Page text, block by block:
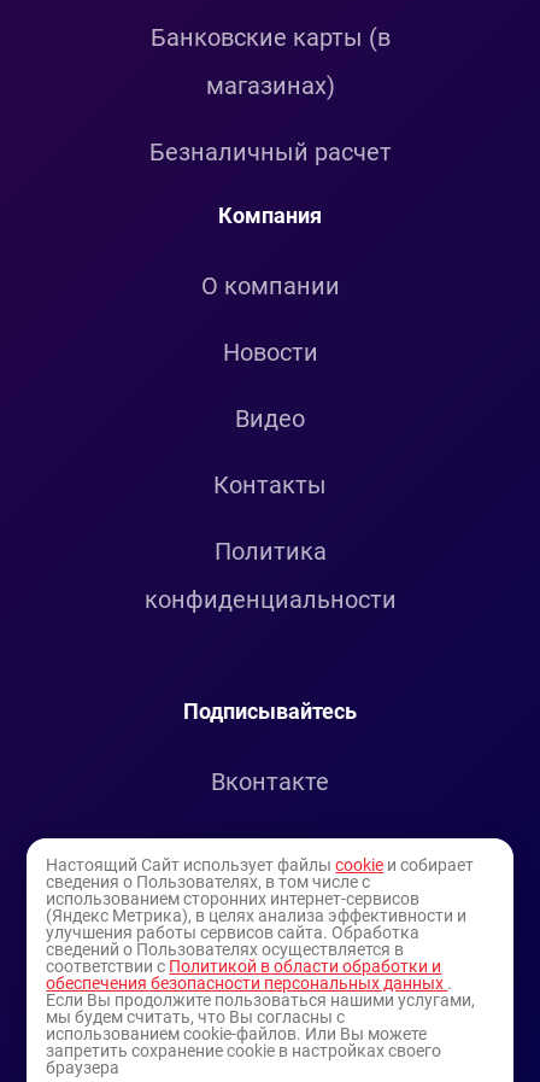
Банковские карты (в
магазинах)
Безналичный расчет
Компания
О компании
Новости
Видео
Контакты
Политика
конфиденциальности
Подписывайтесь
Вконтакте
Telegram
Youtube
Настоящий Сайт использует файлыcookie и собирает
сведения о Пользователях, в том числе с
использованием сторонних интернет-сервисов
(Яндекс Метрика), в целях анализа эффективности и
улучшения работы сервисов сайта. Обработка
сведений о Пользователях осуществляется в
соответствии с Политикой в области обработки и
обеспечения безопасности персональных данных .
Если Вы продолжите пользоваться нашими услугами,
мы будем считать, что Вы согласны с
использованием cookie-файлов. Или Вы можете
запретить сохранение cookie в настройках своего
браузера